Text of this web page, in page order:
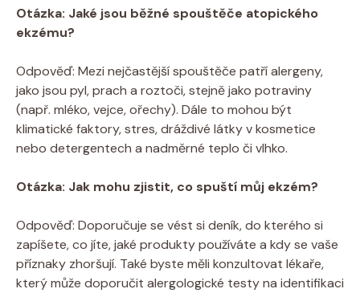
Otázka: Jaké jsou ‍běžné spouštěče atopického
ekzému?
Odpověď: Mezi nejčastější ⁣spouštěče ​patří ‌alergeny,
jako jsou pyl, prach a roztoči, ‍stejně jako potraviny​
(např. mléko,‍ vejce, ořechy). Dále to mohou ⁤být
klimatické faktory, stres, dráždivé látky v kosmetice
nebo ‌detergentech a nadměrné teplo ⁣či vlhko.
Otázka: ​Jak ‍mohu ‌zjistit,​ co spuští můj ekzém?
Odpověď: Doporučuje se vést si deník, do ​kterého si
zapíšete, co jíte, jaké produkty používáte a kdy se vaše
‍příznaky zhoršují. Také byste měli konzultovat lékaře,
který může doporučit alergologické testy na identifikaci